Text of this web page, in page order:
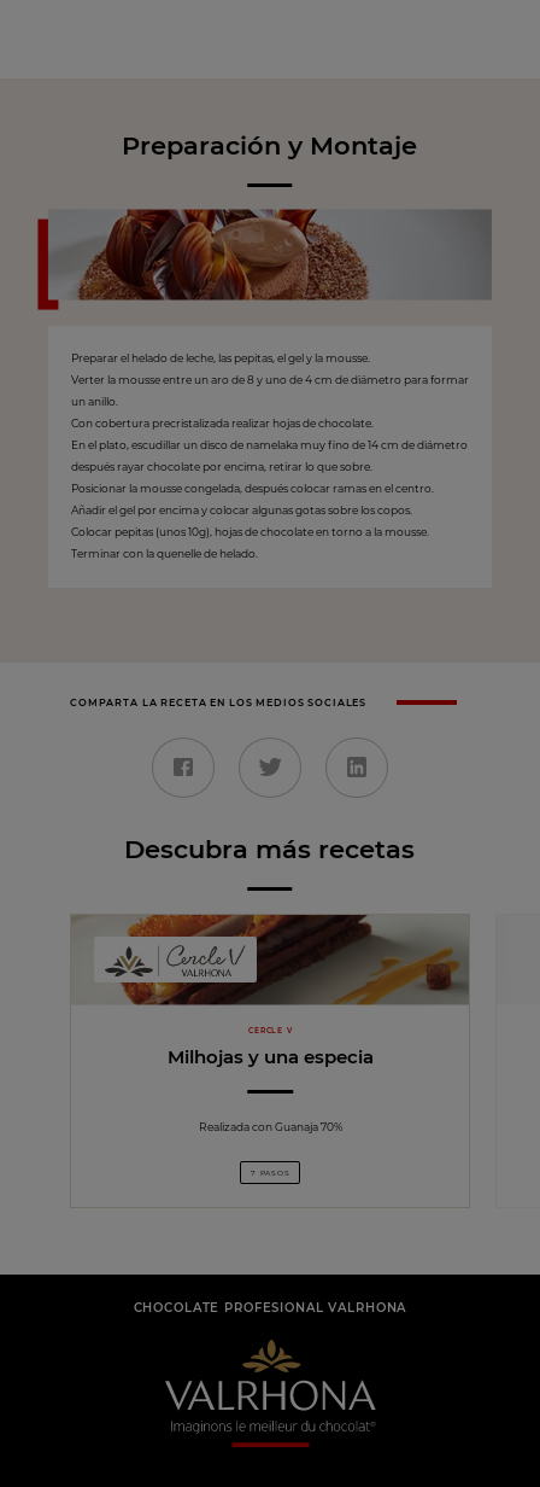
Preparación y Montaje
Preparar el helado de leche, las pepitas, el gel y la mousse.
Verter la mousse entre un aro de 8 y uno de 4 cm de diámetro para formar
un anillo.
Con cobertura precristalizada realizar hojas de chocolate.
En el plato, escudillar un disco de namelaka muy fino de 14 cm de diámetro
después rayar chocolate por encima, retirar lo que sobre.
Posicionar la mousse congelada, después colocar ramas en el centro.
Añadir el gel por encima y colocar algunas gotas sobre los copos.
Colocar pepitas (unos 10g), hojas de chocolate en torno a la mousse.
Terminar con la quenelle de helado.
COMPARTA LA RECETA EN LOS MEDIOS SOCIALES
Descubra más recetas
CERCLE V
Milhojas y una especia
Realizada con Guanaja 70%
7 PASOS
CHOCOLATE PROFESIONAL VALRHONA